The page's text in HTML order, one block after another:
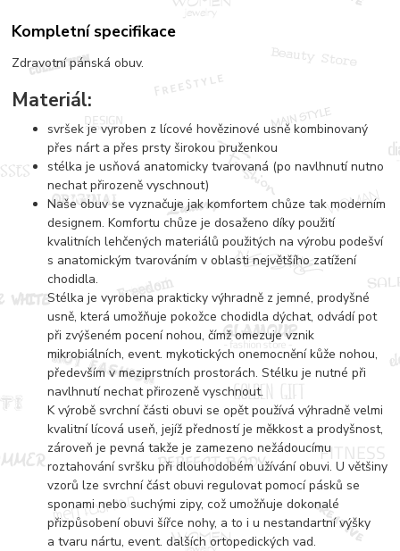
Kompletní specifikace
Zdravotní pánská obuv.
Materiál:
svršek je vyroben z lícové hovězinové usně kombinovaný
přes nárt a přes prsty širokou pruženkou
stélka je usňová anatomicky tvarovaná (po navlhnutí nutno
nechat přirozeně vyschnout)
Naše obuv se vyznačuje jak komfortem chůze tak moderním
designem. Komfortu chůze je dosaženo díky použití
kvalitních lehčených materiálů použitých na výrobu podešví
s anatomickým tvarováním v oblasti největšího zatížení
chodidla.
Stélka je vyrobena prakticky výhradně z jemné, prodyšné
usně, která umožňuje pokožce chodidla dýchat, odvádí pot
při zvýšeném pocení nohou, čímž omezuje vznik
mikrobiálních, event. mykotických onemocnění kůže nohou,
především v meziprstních prostorách. Stélku je nutné při
navlhnutí nechat přirozeně vyschnout.
K výrobě svrchní části obuvi se opět používá výhradně velmi
kvalitní lícová useň, jejíž předností je měkkost a prodyšnost,
zároveň je pevná takže je zamezeno nežádoucímu
roztahování svršku při dlouhodobém užívání obuvi. U většiny
vzorů lze svrchní část obuvi regulovat pomocí pásků se
sponami nebo suchými zipy, což umožňuje dokonalé
přizpůsobení obuvi šířce nohy, a to i u nestandartní výšky
a tvaru nártu, event. dalších ortopedických vad.